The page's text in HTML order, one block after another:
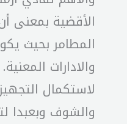
الأقضية بمعنى
المطامر بحيث
لاستكمال
والشوف وبعبدا